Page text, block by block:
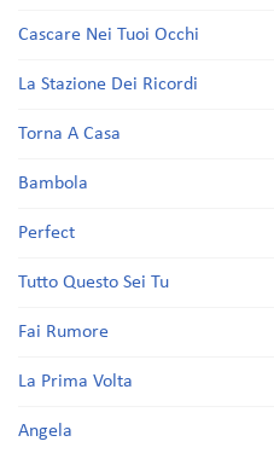
Cascare Nei Tuoi Occhi
La Stazione Dei Ricordi
Torna A Casa
Bambola
Perfect
Tutto Questo Sei Tu
Fai Rumore
La Prima Volta
Angela